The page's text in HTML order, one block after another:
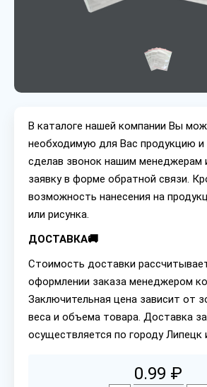
В каталоге нашей компании Вы
необходимую для Вас продукцию и
сделав звонок нашим менеджерам
заявку в форме обратной связи.
возможность нанесения на
или рисунка.
ДОСТАВКА🚚
Стоимость доставки
оформлении заказа менеджером
Заключительная цена зависит от
веса и объема товара. Доставка
осуществляется по городу Липецк
0.99 ₽